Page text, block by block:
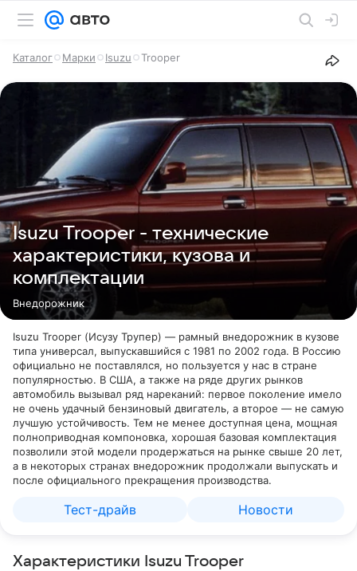
Каталог Марки Isuzu Trooper
Isuzu Trooper - технические
характеристики, кузова и
комплектации
Внедорожник
Isuzu Trooper (Исузу Трупер) — рамный внедорожник в кузове
типа универсал, выпускавшийся с 1981 по 2002 года. В Россию
официально не поставлялся, но пользуется у нас в стране
популярностью. В США, а также на ряде других рынков
автомобиль вызывал ряд нареканий: первое поколение имело
не очень удачный бензиновый двигатель, а второе — не самую
лучшую устойчивость. Тем не менее доступная цена, мощная
полноприводная компоновка, хорошая базовая комплектация
позволили этой модели продержаться на рынке свыше 20 лет,
а в некоторых странах внедорожник продолжали выпускать и
после официального прекращения производства.
Тест-драйв Новости
Характеристики Isuzu Trooper